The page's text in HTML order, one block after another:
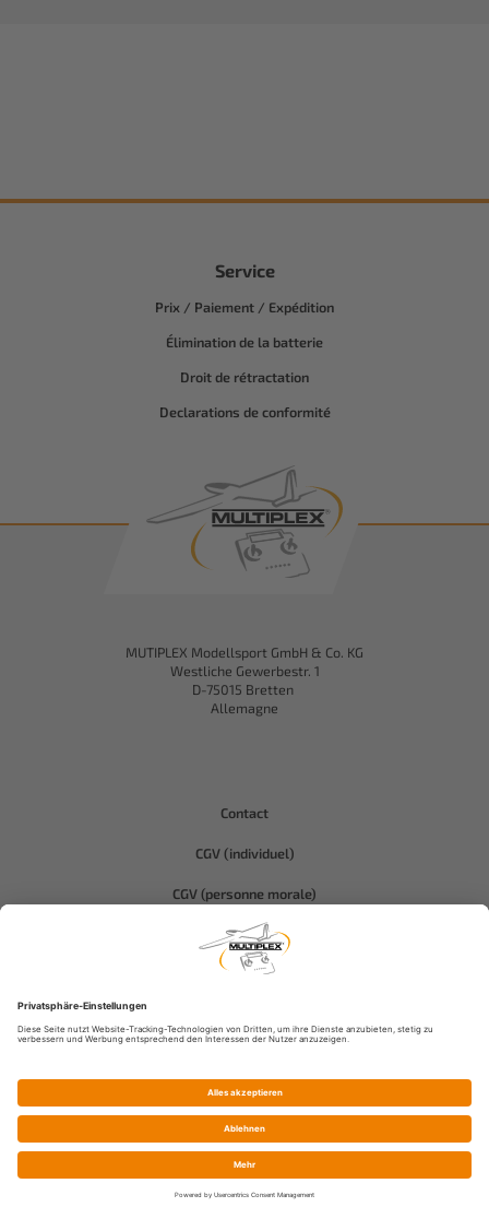
Service
Prix / Paiement / Expédition
Élimination de la batterie
Droit de rétractation
Declarations de conformité
MUTIPLEX Modellsport GmbH & Co. KG
Westliche Gewerbestr. 1
D-75015 Bretten
Allemagne
Contact
CGV (individuel)
CGV (personne morale)
Protection des données
Compliance-Hitec
© Multiplex Modellsport GmbH & Co.KG